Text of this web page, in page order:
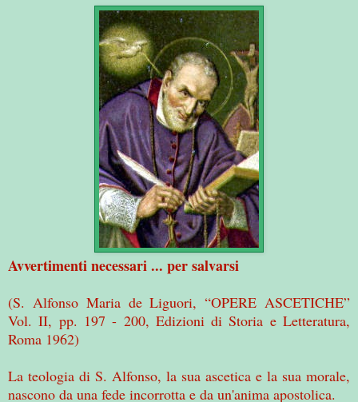
Avvertimenti necessari ... per salvarsi
(S. Alfonso Maria de Liguori, “OPERE ASCETICHE”
Vol. II, pp. 197 - 200, Edizioni di Storia e Letteratura,
Roma 1962)
La teologia di S. Alfonso, la sua ascetica e la sua morale,
nascono da una fede incorrotta e da un'anima apostolica.